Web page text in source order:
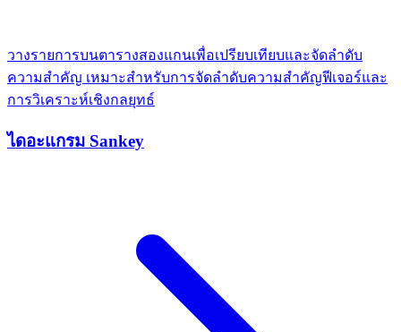
วางรายการบนตารางสองแกนเพื่อเปรียบเทียบและจัดลำดับ
ความสำคัญ เหมาะสำหรับการจัดลำดับความสำคัญฟีเจอร์และ
การวิเคราะห์เชิงกลยุทธ์
ไดอะแกรม Sankey